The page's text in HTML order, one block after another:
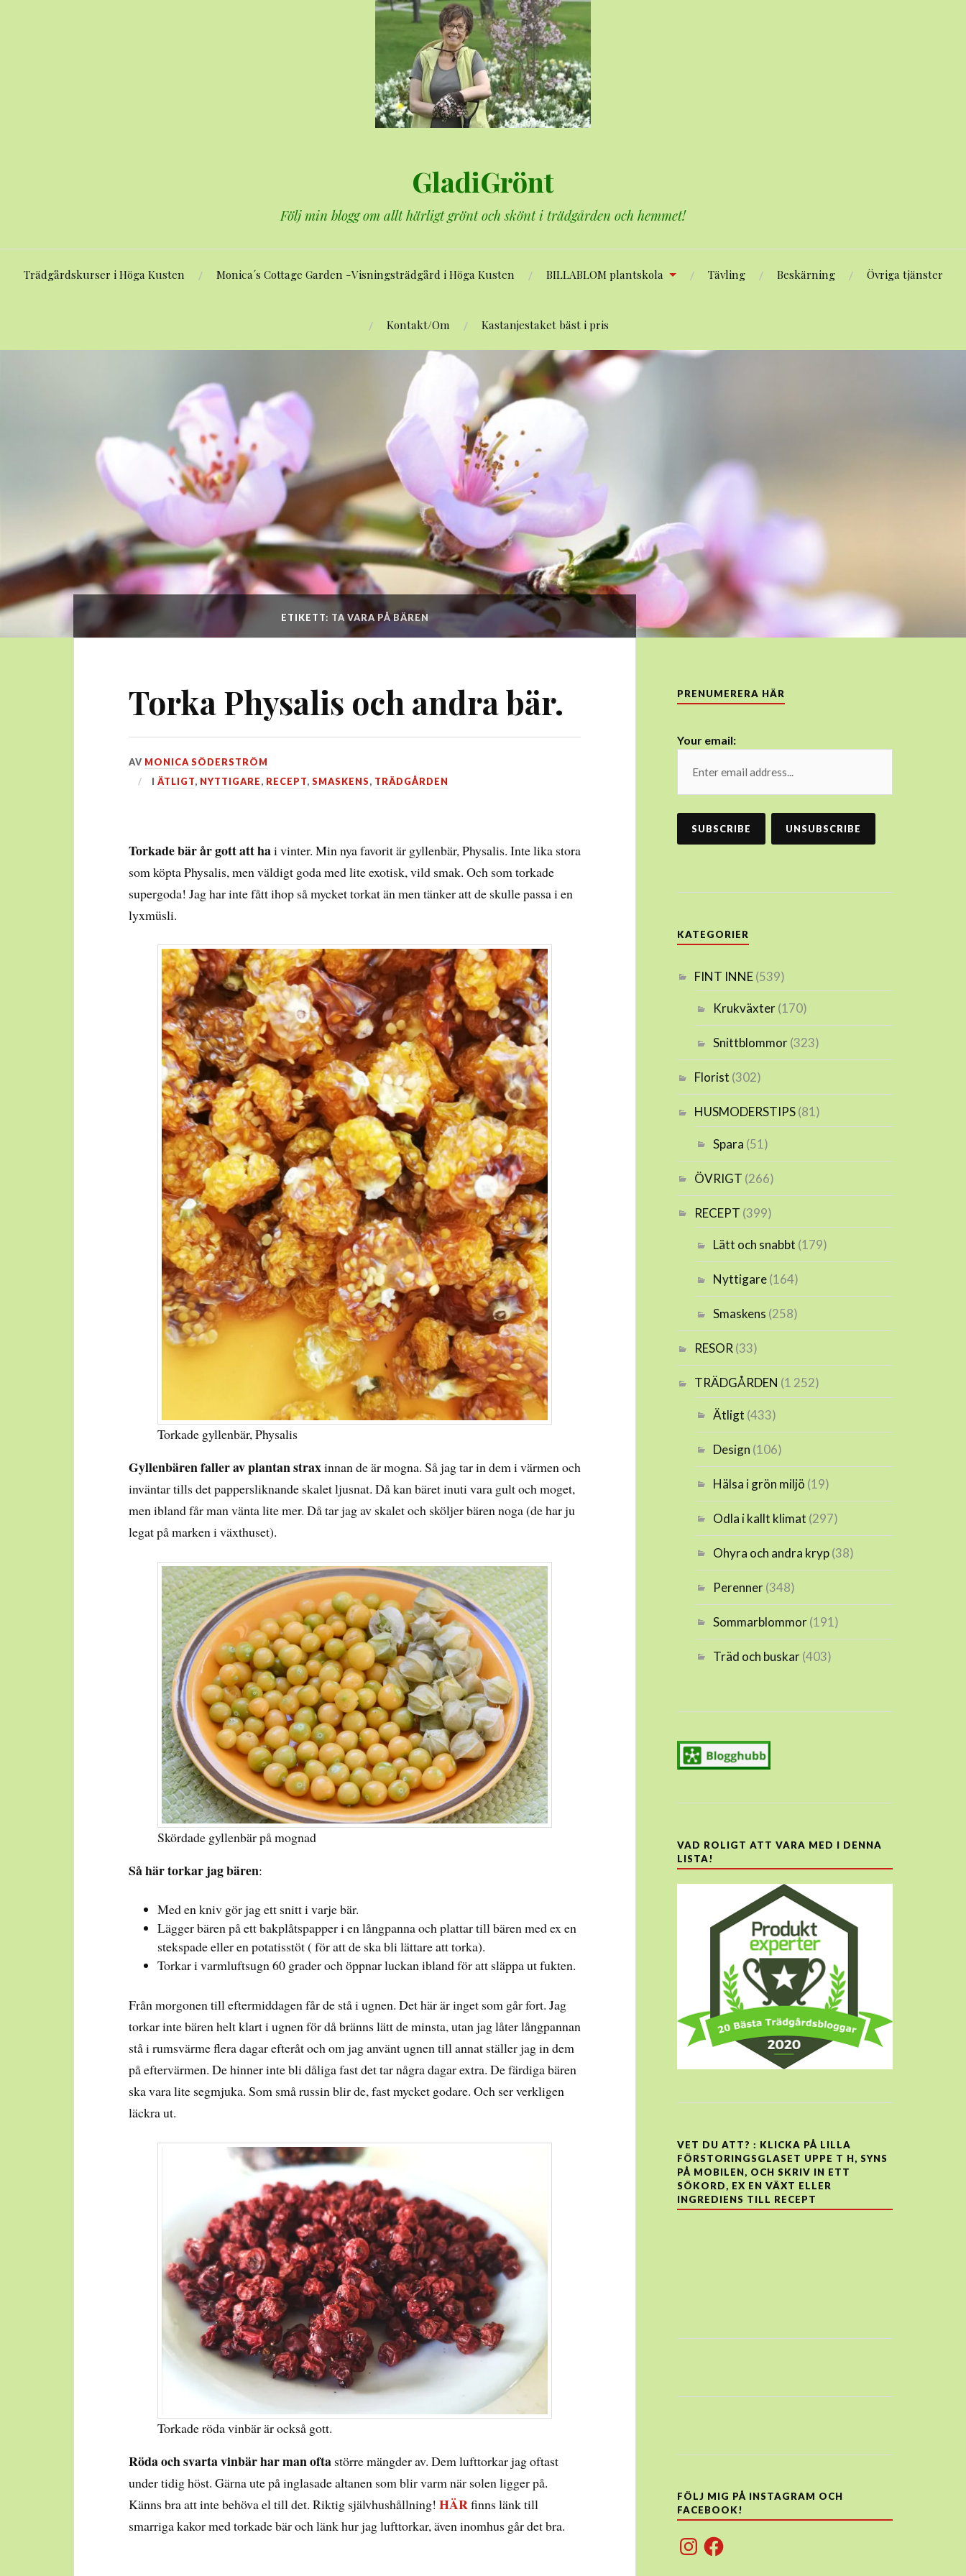
GladiGrönt
Följ min blogg om allt härligt grönt och skönt i trädgården och hemmet!
Trädgårdskurser i Höga Kusten Monica´s Cottage Garden -Visningsträdgård i Höga Kusten BILLABLOM plantskola Tävling Beskärning Övriga tjänster
Kontakt/Om Kastanjestaket bäst i pris
ETIKETT: TA VARA PÅ BÄREN
Torka Physalis och andra bär.
DEN
10
AV MONICA SÖDERSTRÖM
I ÄTLIGT, NYTTIGARE, RECEPT, SMASKENS, TRÄDGÅRDEN
Torkade bär år gott att hai vinter. Min nya favorit är gyllenbär, Physalis. Inte lika stora
som köpta Physalis, men väldigt goda med lite exotisk, vild smak. Och som torkade
supergoda! Jag har inte fått ihop så mycket torkat än men tänker att de skulle passa i en
lyxmüsli.
Torkade gyllenbär, Physalis
Gyllenbären faller av plantan straxinnan de är mogna. Så jag tar in dem i värmen och
inväntar tills det pappersliknande skalet ljusnat. Då kan bäret inuti vara gult och moget,
men ibland får man vänta lite mer. Då tar jag av skalet och sköljer bären noga (de har ju
legat på marken i växthuset).
Skördade gyllenbär på mognad
Så här torkar jag bären:
Med en kniv gör jag ett snitt i varje bär.
Lägger bären på ett bakplåtspapper i en långpanna och plattar till bären med ex en
stekspade eller en potatisstöt ( för att de ska bli lättare att torka).
Torkar i varmluftsugn 60 grader och öppnar luckan ibland för att släppa ut fukten.
Från morgonen till eftermiddagen får de stå i ugnen. Det här är inget som går fort. Jag
torkar inte bären helt klart i ugnen för då bränns lätt de minsta, utan jag låter långpannan
stå i rumsvärme flera dagar efteråt och om jag använt ugnen till annat ställer jag in dem
på eftervärmen. De hinner inte bli dåliga fast det tar några dagar extra. De färdiga bären
ska vara lite segmjuka. Som små russin blir de, fast mycket godare. Och ser verkligen
läckra ut.
Torkade röda vinbär är också gott.
Röda och svarta vinbär har man ofta större mängder av. Dem lufttorkar jag oftast
under tidig höst. Gärna ute på inglasade altanen som blir varm när solen ligger på.
Känns bra att inte behöva el till det. Riktig självhushållning!HÄRfinns länk till
smarriga kakor med torkade bär och länk hur jag lufttorkar, även inomhus går det bra.
PRENUMERERA HÄR
Your email:
KATEGORIER
FINT INNE(539)
Krukväxter(170)
Snittblommor(323)
Florist (302)
HUSMODERSTIPS(81)
Spara (51)
ÖVRIGT (266)
RECEPT (399)
Lätt och snabbt (179)
Nyttigare(164)
Smaskens (258)
RESOR (33)
TRÄDGÅRDEN (1 252)
Ätligt (433)
Design (106)
Hälsa i grön miljö (19)
Odla i kallt klimat (297)
Ohyra och andra kryp(38)
Perenner(348)
Sommarblommor(191)
Träd och buskar(403)
VAD ROLIGT ATT VARA MED I DENNA
LISTA!
VET DU ATT? : KLICKA PÅ LILLA
FÖRSTORINGSGLASET UPPE T H, SYNS
PÅ MOBILEN, OCH SKRIV IN ETT
SÖKORD, EX EN VÄXT ELLER
INGREDIENS TILL RECEPT
FÖLJ MIG PÅ INSTAGRAM OCH
FACEBOOK!
InstagramFacebook